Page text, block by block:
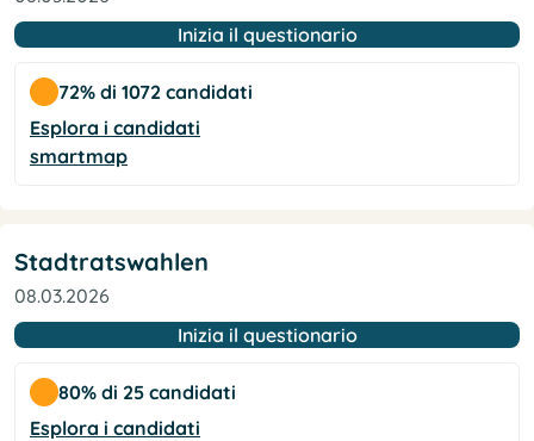
Inizia il questionario
72% di 1072 candidati
Esplora i candidati
smartmap
Stadtratswahlen
08.03.2026
Inizia il questionario
80% di 25 candidati
Esplora i candidati